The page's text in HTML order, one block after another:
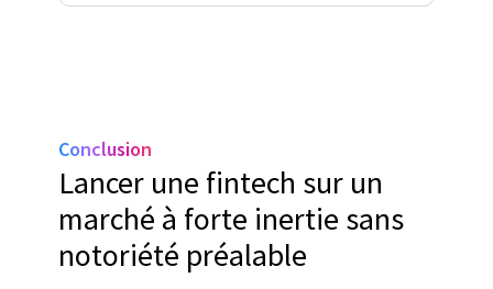
Conclusion
Lancer une fintech sur un
marché à forte inertie sans
notoriété préalable